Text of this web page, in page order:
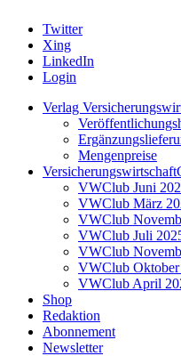
Twitter
Xing
LinkedIn
Login
Verlag
Mengenpreise
VWClub Juni
VWClub März
VWClub
VWClub Juli
VWClub
VWClub Oktober
VWClub April
Shop
Redaktion
Abonnement
Newsletter